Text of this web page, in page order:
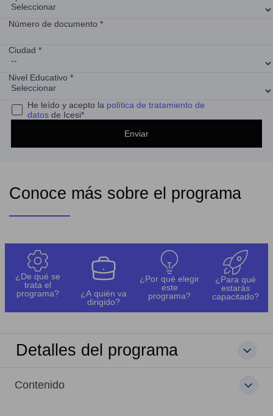
Número de documento *
Ciudad *
Nivel Educativo *
He leído y acepto la política de tratamiento de
datosde Icesi*
Conoce más sobre el programa
¿De qué se
trata el
programa?
¿A quién va
dirigido?
¿Por qué elegir
este
programa?
¿Para qué
estarás
capacitado?
Detalles del programa
Contenido